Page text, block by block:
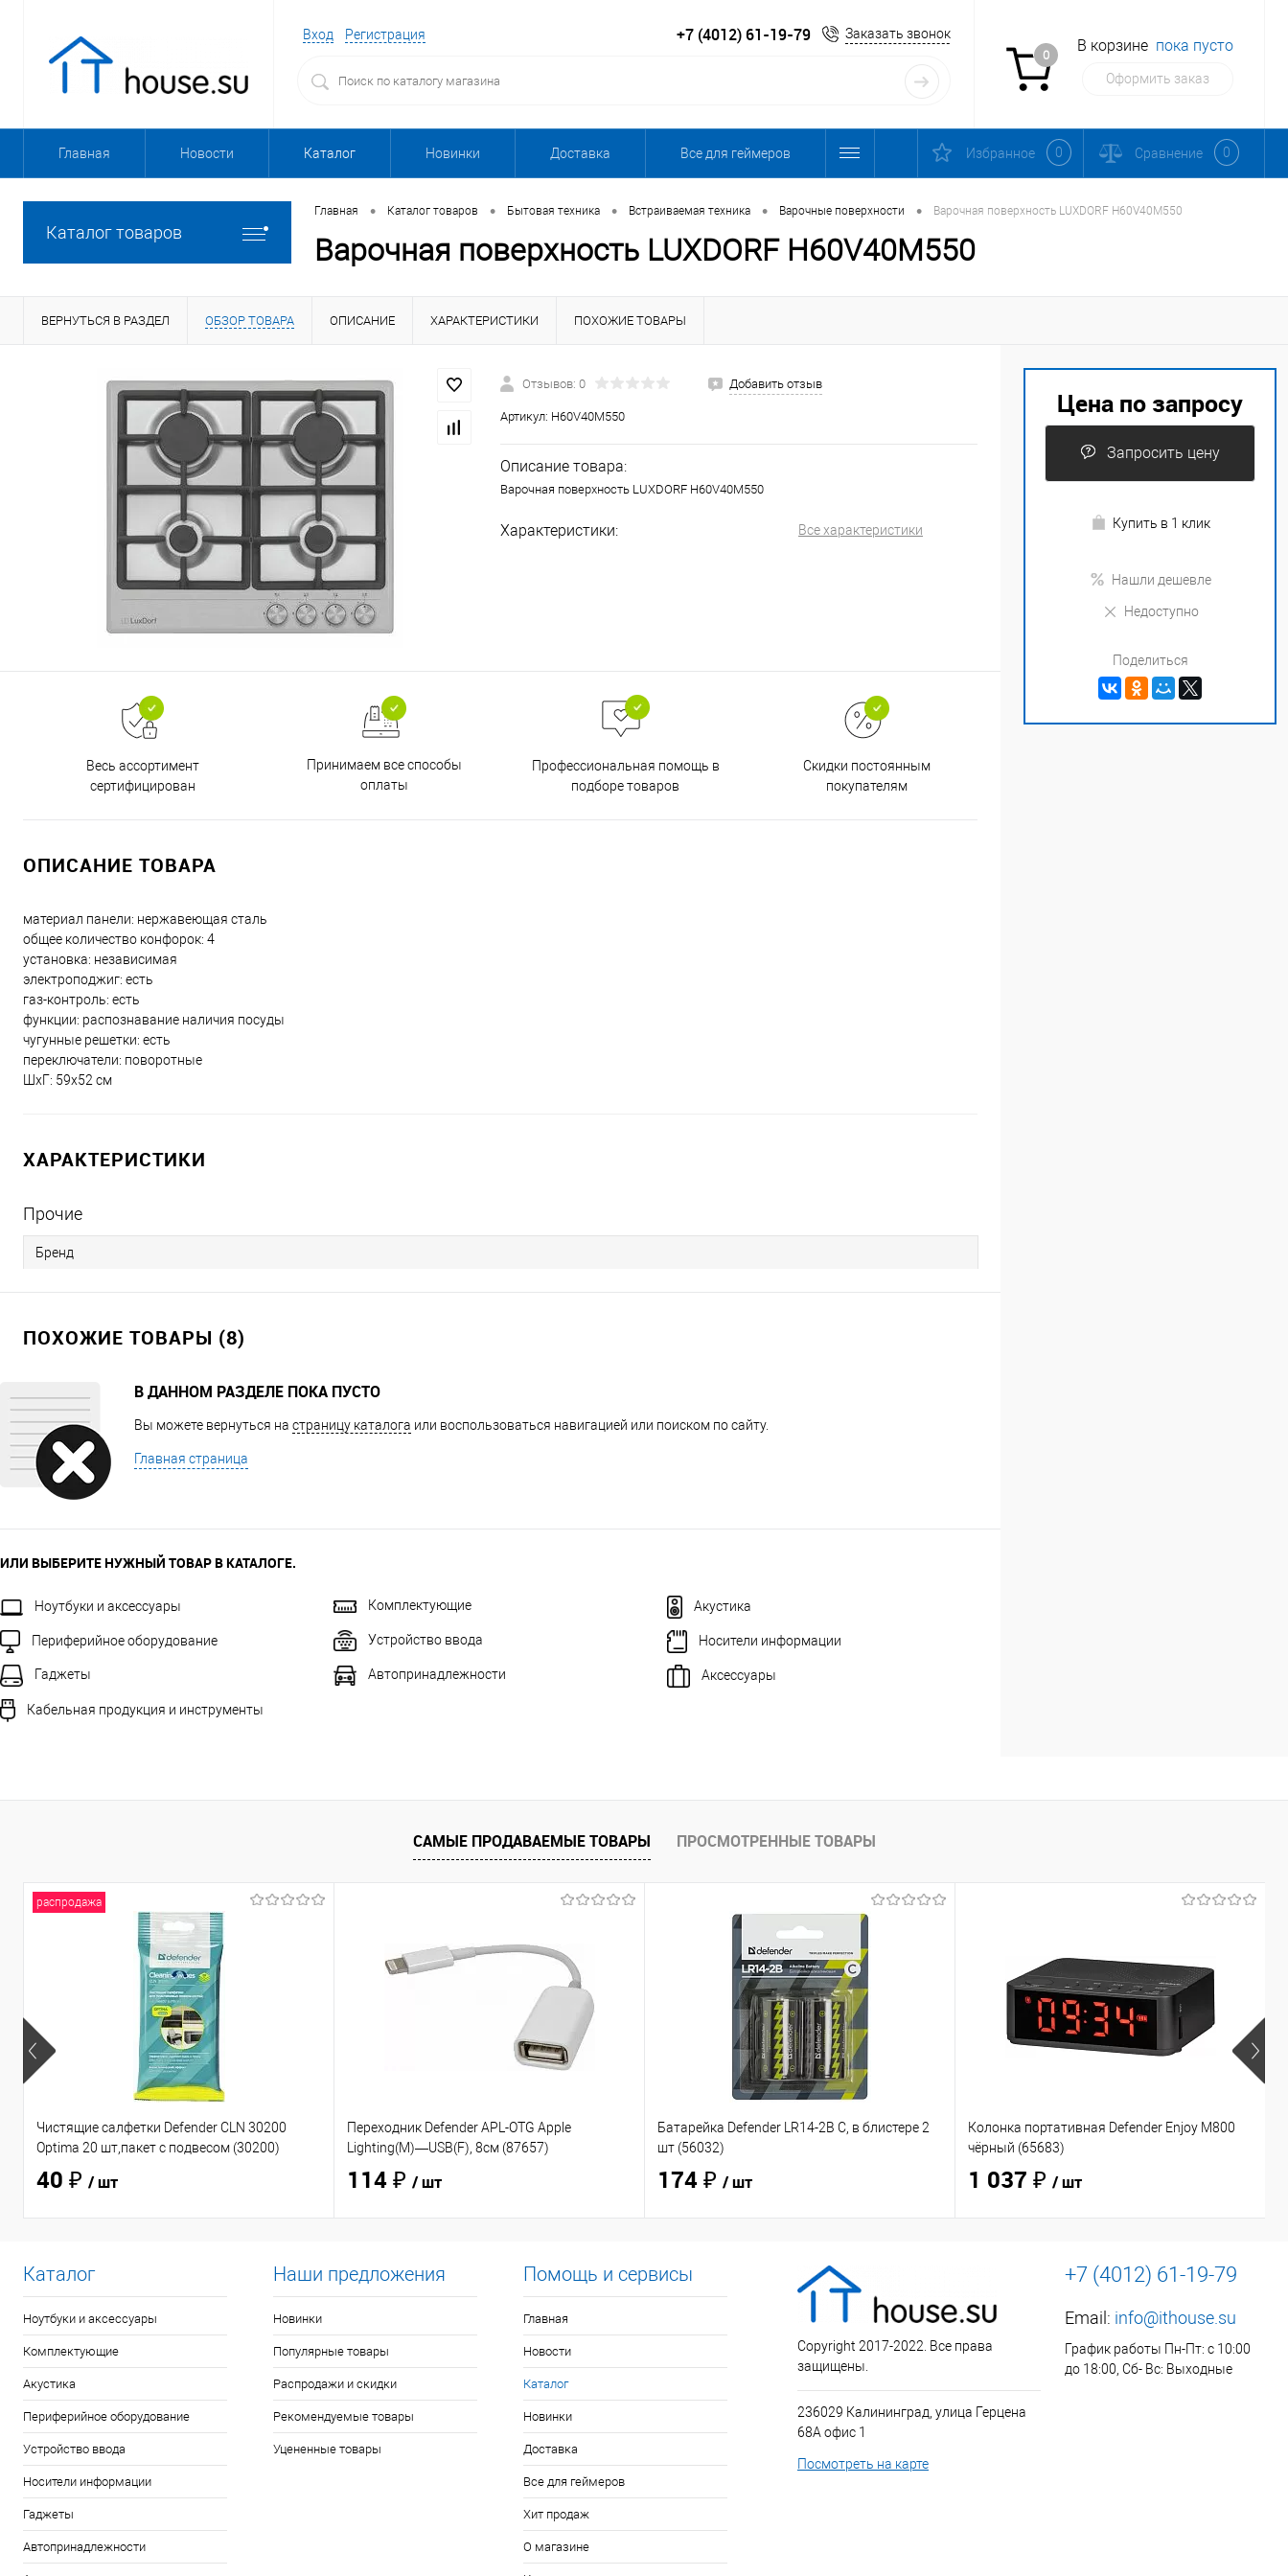
Вход Регистрация +7 (4012) 61-19-79 Заказать звонок
0
В корзине пока пусто
Оформить заказ
Главная Новости Каталог Новинки Доставка Все для геймеров Избранное 0 Сравнение 0
Каталог товаров
Главная • Каталог товаров • Бытовая техника • Встраиваемая техника • Варочные поверхности • Варочная поверхность LUXDORF H60V40M550
Варочная поверхность LUXDORF H60V40M550
ВЕРНУТЬСЯ В РАЗДЕЛ ОБЗОР ТОВАРА ОПИСАНИЕ ХАРАКТЕРИСТИКИ ПОХОЖИЕ ТОВАРЫ
Отзывов: 0 Добавить отзыв
Артикул: H60V40M550
Описание товара:
Варочная поверхность LUXDORF H60V40M550
Характеристики: Все характеристики
Весь ассортимент
сертифицирован
Принимаем все способы
оплаты
Профессиональная помощь в
подборе товаров
Скидки постоянным
покупателям
ОПИСАНИЕ ТОВАРА
материал панели: нержавеющая сталь
общее количество конфорок: 4
установка: независимая
электроподжиг: есть
газ-контроль: есть
функции: распознавание наличия посуды
чугунные решетки: есть
переключатели: поворотные
ШхГ: 59х52 см
ХАРАКТЕРИСТИКИ
Прочие
Бренд
ПОХОЖИЕ ТОВАРЫ (8)
В ДАННОМ РАЗДЕЛЕ ПОКА ПУСТО
Вы можете вернуться на страницу каталога или воспользоваться навигацией или поиском по сайту.
Главная страница
ИЛИ ВЫБЕРИТЕ НУЖНЫЙ ТОВАР В КАТАЛОГЕ.
Ноутбуки и аксессуары Комплектующие Акустика
Периферийное оборудование Устройство ввода Носители информации
Гаджеты Автопринадлежности Аксессуары
Кабельная продукция и инструменты
Цена по запросу
Запросить цену
Купить в 1 клик
Нашли дешевле
Недоступно
Поделиться
САМЫЕ ПРОДАВАЕМЫЕ ТОВАРЫ ПРОСМОТРЕННЫЕ ТОВАРЫ
распродажа
Чистящие салфетки Defender CLN 30200
Optima 20 шт,пакет с подвесом (30200)
40 ₽ / шт
Переходник Defender APL-OTG Apple
Lighting(M)—USB(F), 8см (87657)
114 ₽ / шт
Батарейка Defender LR14-2B C, в блистере 2
шт (56032)
174 ₽ / шт
Колонка портативная Defender Enjoy M800
чёрный (65683)
1 037 ₽ / шт
Каталог
Ноутбуки и аксессуары
Комплектующие
Акустика
Периферийное оборудование
Устройство ввода
Носители информации
Гаджеты
Автопринадлежности
Наши предложения
Новинки
Популярные товары
Распродажи и скидки
Рекомендуемые товары
Уцененные товары
Помощь и сервисы
Главная
Новости
Каталог
Новинки
Доставка
Все для геймеров
Хит продаж
О магазине
Copyright 2017-2022. Все права
защищены.
236029 Калининград, улица Герцена
68А офис 1
Посмотреть на карте
+7 (4012) 61-19-79
Email: info@ithouse.su
График работы Пн-Пт: с 10:00
до 18:00, Сб- Вс: Выходные